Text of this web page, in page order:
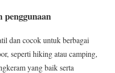
penggunaan
dan cocok untuk berbagai
seperti hiking atau camping,
yang baik serta